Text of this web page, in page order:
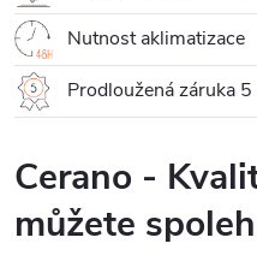
Nutnost aklimatizace
Prodloužená záruka 5
Cerano -
můžete